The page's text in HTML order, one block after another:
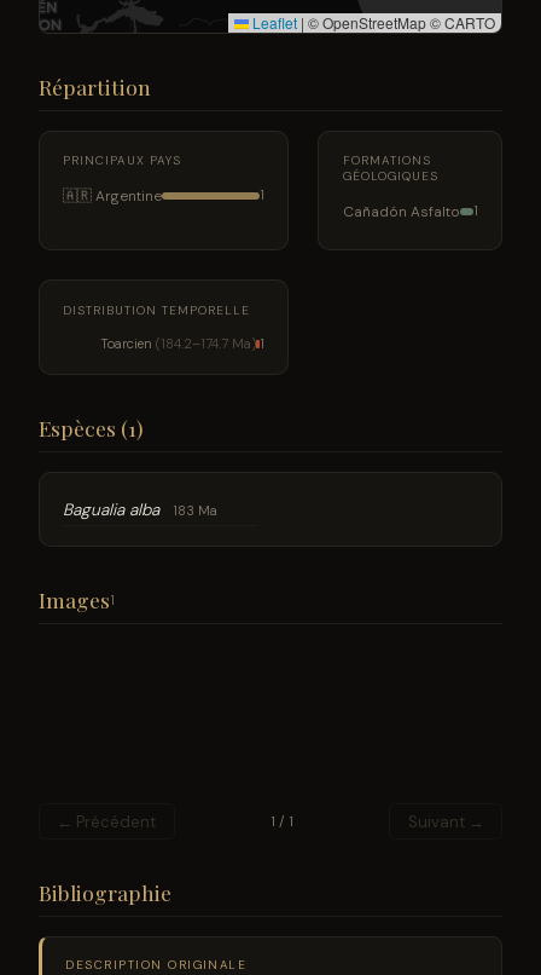
Leaflet | © OpenStreetMap © CARTO
Répartition
PRINCIPAUX PAYS
🇦🇷 Argentine 1
FORMATIONS
GÉOLOGIQUES
Cañadón Asfalto 1
DISTRIBUTION TEMPORELLE
Toarcien (184.2–174.7 Ma) 1
Espèces (1)
Bagualia alba 183 Ma
Images1
← Précédent 1 / 1 Suivant →
Bibliographie
DESCRIPTION ORIGINALE